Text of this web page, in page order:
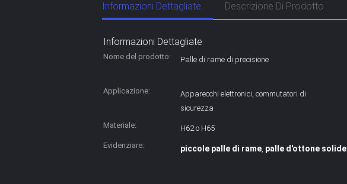
Informazioni Dettagliate Descrizione Di Prodotto
Informazioni Dettagliate
Nome del prodotto: Palle di rame di precisione
Applicazione:
Apparecchi elettronici, commutatori di
sicurezza
Materiale: H62 o H65
Evidenziare:
piccole palle di rame, palle d'ottone solide